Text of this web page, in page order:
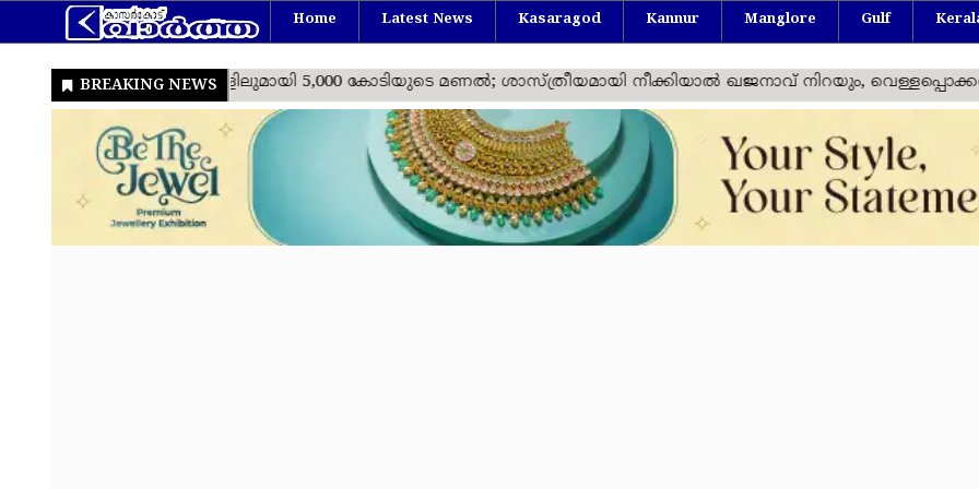
Home Latest News Kasaragod Kannur Manglore Gulf